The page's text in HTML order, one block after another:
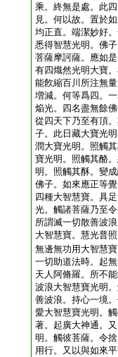
乘。終無是處。此
見。何以故。置於
均正直。端潔妙好
悉得智慧光明。佛
菩薩摩訶薩。應如
有四熾然光明大寶
能飮縮百川所注無
増減。何等爲四。
焔光。四名盡無餘
從四天下乃至有頂
子。此日藏大寶光
潤大寶光明。照觸
寶光明。照觸其酪
明。照觸其酥。變
佛子。如來應正等
四種大智慧寶。具
光。觸諸菩薩乃至
所謂滅一切散善波
大智慧寶。慧光普
無邊無功用大智慧
一切助道法時。起
天人阿脩羅。所不
波浪大智慧寶光明
善波浪。持心一境
愛大智慧寶光明。
著。起廣大神通。
明。觸彼菩薩。令
用行。又以與如來